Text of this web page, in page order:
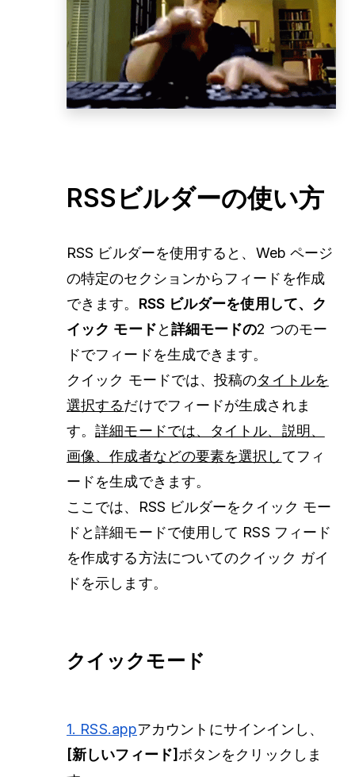
RSSビルダーの使い方
RSS ビルダーを使用すると、Web ページ
の特定のセクションからフィードを作成
できます。 RSS ビルダーを使用して、ク
イック モードと詳細モードの2 つのモー
ドでフィードを生成できます。
クイック モードでは、投稿のタイトルを
選択するだけでフィードが生成されま
す。詳細モードでは、タイトル、説明、
画像、作成者などの要素を選択し てフィ
ードを生成できます。
ここでは、RSS ビルダーをクイック モー
ドと詳細モードで使用して RSS フィード
を作成する方法についてのクイック ガイ
ドを示します。
クイックモード
1. RSS.appアカウントにサインインし、
[新しいフィード] ボタンをクリックしま